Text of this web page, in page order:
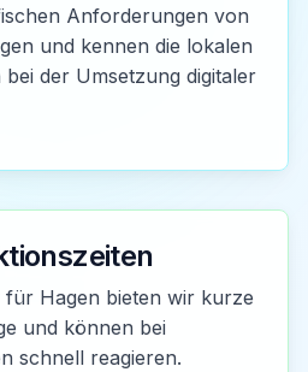
Anforderungen von
und kennen die lokalen
der Umsetzung digitaler
Hagen bieten wir kurze
und können bei
schnell reagieren.